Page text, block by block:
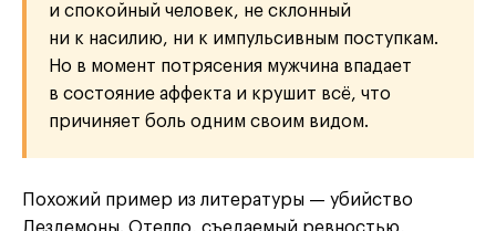
и спокойный человек, не склонный
ни к насилию, ни к импульсивным поступкам.
Но в момент потрясения мужчина впадает
в состояние аффекта и крушит всё, что
причиняет боль одним своим видом.
Похожий пример из литературы — убийство
Дездемоны. Отелло, съедаемый ревностью,